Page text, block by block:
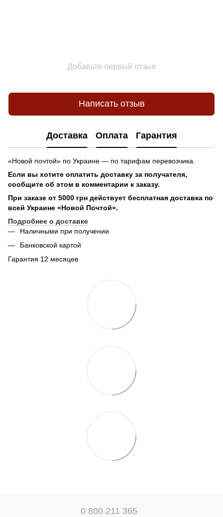
Добавьте первый отзыв
Написать отзыв
Доставка Оплата Гарантия
«Новой почтой» по Украине — по тарифам перевозчика.
Если вы хотите оплатить доставку за получателя,
сообщите об этом в комментарии к заказу.
При заказе от 5000 грн действует бесплатная доставка по
всей Украине «Новой Почтой».
Подробнее о доставке
Наличными при получении
Банковской картой
Гарантия 12 месяцев
0 800 211 365